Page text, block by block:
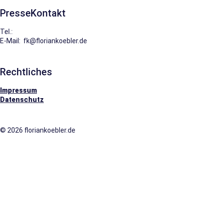
PresseKontakt
Tel.:
E-Mail: fk@floriankoebler.de
Rechtliches
Impressum
Datenschutz
© 2026 floriankoebler.de